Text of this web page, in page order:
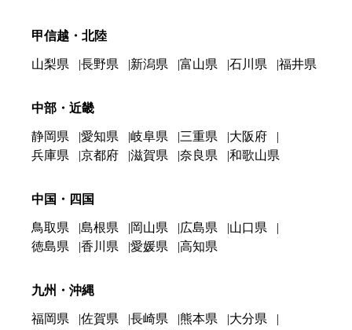
甲信越・北陸
山梨県 長野県 新潟県 富山県 石川県 福井県
中部・近畿
静岡県 愛知県 岐阜県 三重県
大阪府
兵庫県
京都府 滋賀県 奈良県 和歌山県
中国・四国
鳥取県 島根県 岡山県 広島県
山口県
徳島県
香川県 愛媛県 高知県
九州・沖縄
福岡県 佐賀県 長崎県 熊本県
大分県